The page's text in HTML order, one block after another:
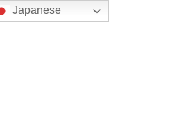
Japanese